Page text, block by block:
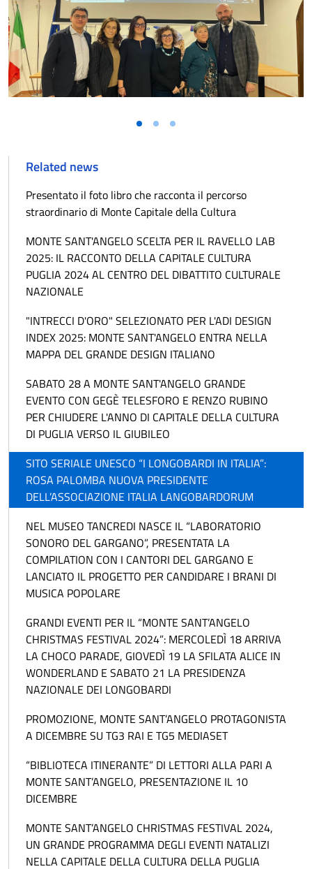
Vai alla slide 1
Vai alla slide 2
Vai alla slide 3
Related news
Presentato il foto libro che racconta il percorso
straordinario di Monte Capitale della Cultura
MONTE SANT'ANGELO SCELTA PER IL RAVELLO LAB
2025: IL RACCONTO DELLA CAPITALE CULTURA
PUGLIA 2024 AL CENTRO DEL DIBATTITO CULTURALE
NAZIONALE
"INTRECCI D'ORO" SELEZIONATO PER L'ADI DESIGN
INDEX 2025: MONTE SANT'ANGELO ENTRA NELLA
MAPPA DEL GRANDE DESIGN ITALIANO
SABATO 28 A MONTE SANT'ANGELO GRANDE
EVENTO CON GEGÈ TELESFORO E RENZO RUBINO
PER CHIUDERE L'ANNO DI CAPITALE DELLA CULTURA
DI PUGLIA VERSO IL GIUBILEO
SITO SERIALE UNESCO “I LONGOBARDI IN ITALIA”:
ROSA PALOMBA NUOVA PRESIDENTE
DELL’ASSOCIAZIONE ITALIA LANGOBARDORUM
NEL MUSEO TANCREDI NASCE IL “LABORATORIO
SONORO DEL GARGANO”, PRESENTATA LA
COMPILATION CON I CANTORI DEL GARGANO E
LANCIATO IL PROGETTO PER CANDIDARE I BRANI DI
MUSICA POPOLARE
GRANDI EVENTI PER IL “MONTE SANT’ANGELO
CHRISTMAS FESTIVAL 2024”: MERCOLEDÌ 18 ARRIVA
LA CHOCO PARADE, GIOVEDÌ 19 LA SFILATA ALICE IN
WONDERLAND E SABATO 21 LA PRESIDENZA
NAZIONALE DEI LONGOBARDI
PROMOZIONE, MONTE SANT’ANGELO PROTAGONISTA
A DICEMBRE SU TG3 RAI E TG5 MEDIASET
“BIBLIOTECA ITINERANTE” DI LETTORI ALLA PARI A
MONTE SANT’ANGELO, PRESENTAZIONE IL 10
DICEMBRE
MONTE SANT’ANGELO CHRISTMAS FESTIVAL 2024,
UN GRANDE PROGRAMMA DEGLI EVENTI NATALIZI
NELLA CAPITALE DELLA CULTURA DELLA PUGLIA